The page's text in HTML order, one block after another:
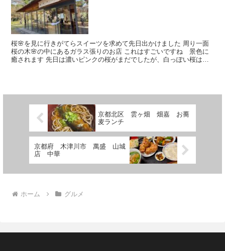
桜🌸を見に行きがてらスイーツを求めて先日出かけました 周り一面
桜の木🌸の中にあるガラス張りのお店 これはすごいですね 景色に
癒されます 先日は濃いピンクの桜がまだでしたが、白っぽい桜はほ
京都北区 雲ヶ畑 畑嘉 お蕎
麦ランチ
京都府 木津川市 萬盛 山城
店 中華
ホーム グルメ